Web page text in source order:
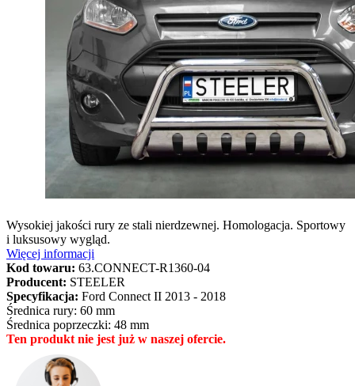
Wysokiej jakości rury ze stali nierdzewnej. Homologacja. Sportowy
i luksusowy wygląd.
Więcej informacji
Kod towaru: 63.CONNECT-R1360-04
Producent: STEELER
Specyfikacja: Ford Connect II 2013 - 2018
Średnica rury: 60 mm
Średnica poprzeczki: 48 mm
Ten produkt nie jest już w naszej ofercie.